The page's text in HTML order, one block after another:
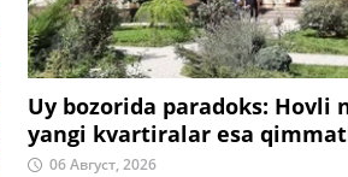
Uy bozorida paradoks: Hovli
yangi kvartiralar esa
06 Август, 2026